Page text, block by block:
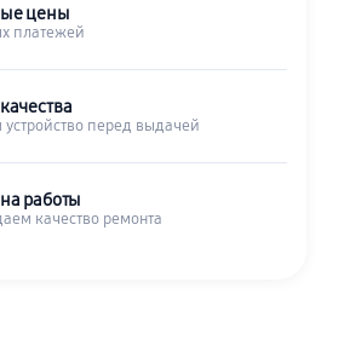
цены
платежей
перед выдачей
работы
качество ремонта